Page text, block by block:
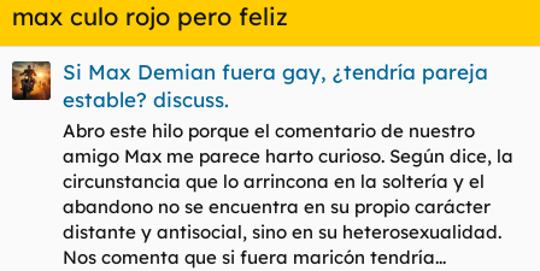
max culo rojo pero feliz
Si Max Demian fuera gay, ¿tendría pareja
estable? discuss.
Abro este hilo porque el comentario de nuestro
amigo Max me parece harto curioso. Según dice, la
circunstancia que lo arrincona en la soltería y el
abandono no se encuentra en su propio carácter
distante y antisocial, sino en su heterosexualidad.
Nos comenta que si fuera maricón tendría...